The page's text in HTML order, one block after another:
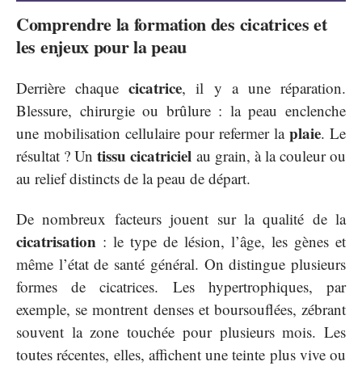
Comprendre la formation des cicatrices et
les enjeux pour la peau
Derrière chaquecicatrice, il y a une réparation.
Blessure, chirurgie ou brûlure : la peau enclenche
une mobilisation cellulaire pour refermer la plaie. Le
résultat ? Untissu cicatriciel au grain, à la couleur ou
au relief distincts de la peau de départ.
De nombreux facteurs jouent sur la qualité de la
cicatrisation : le type de lésion, l’âge, les gènes et
même l’état de santé général. On distingue plusieurs
formes de cicatrices. Les hypertrophiques, par
exemple, se montrent denses et boursouflées, zébrant
souvent la zone touchée pour plusieurs mois. Les
toutes récentes, elles, affichent une teinte plus vive ou